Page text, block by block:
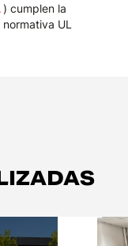
) cumplen la
normativa UL